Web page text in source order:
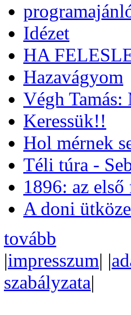
Idézet
HA
Hazavágyom
Végh
Keressük!!
Hol mérnek
Téli túra -
1896: az
A doni
tovább
|impresszum| |
szabályzata|